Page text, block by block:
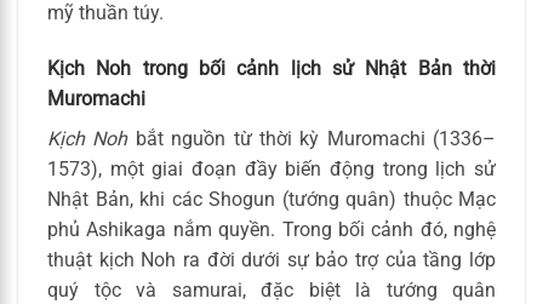
mỹ thuần túy.
Kịch Noh trong bối cảnh lịch sử Nhật Bản thời
Muromachi
Kịch Nohbắt nguồn từ thời kỳ Muromachi (1336–
1573), một giai đoạn đầy biến động trong lịch sử
Nhật Bản, khi các Shogun (tướng quân) thuộc Mạc
phủ Ashikaga nắm quyền. Trong bối cảnh đó, nghệ
thuật kịch Noh ra đời dưới sự bảo trợ của tầng lớp
quý tộc và samurai, đặc biệt là tướng quân